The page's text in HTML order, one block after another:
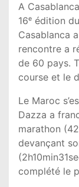
A
16ᵉ édition
Casablanca
rencontre a
de 60 pays.
course et le
Le Maroc
Dazza a
marathon
devançant
complété le